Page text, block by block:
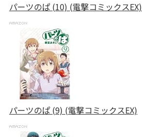
パーツのぱ (10) (電撃コミックスEX)
パーツのぱ (9) (電撃コミックスEX)